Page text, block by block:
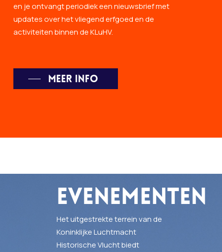
en je ontvangt periodiek een nieuwsbrief met
updates over het vliegend erfgoed en de
activiteiten binnen de KLuHV.
Meer info
Evenementen
Het uitgestrekte terrein van de
Koninklijke Luchtmacht
Historische Vlucht biedt